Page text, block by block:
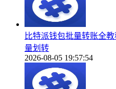
比特派钱包批量转账全
量划转
2026-08-05 19:57:54